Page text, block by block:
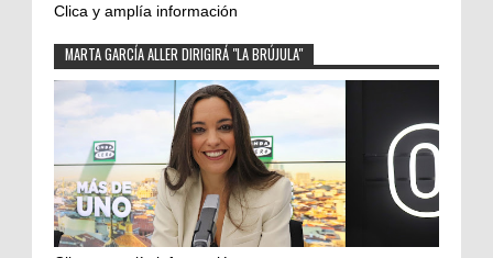
Clica y amplía información
MARTA GARCÍA ALLER DIRIGIRÁ "LA BRÚJULA"